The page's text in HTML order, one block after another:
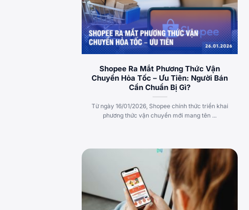
Shopee Ra Mắt Phương Thức Vận
Chuyển Hỏa Tốc – Ưu Tiên: Người Bán
Cần Chuẩn Bị Gì?
Từ ngày 16/01/2026, Shopee chính thức triển khai
phương thức vận chuyển mới mang tên ...